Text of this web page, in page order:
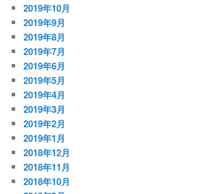
2019年10月
2019年9月
2019年8月
2019年7月
2019年6月
2019年5月
2019年4月
2019年3月
2019年2月
2019年1月
2018年12月
2018年11月
2018年10月